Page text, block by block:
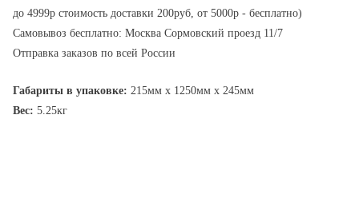
до 4999р стоимость доставки 200руб, от 5000р - бесплатно)
Самовывоз бесплатно: Москва Сормовский проезд 11/7
Отправка заказов по всей России
Габариты в упаковке: 215мм x 1250мм x 245мм
Вес: 5.25кг